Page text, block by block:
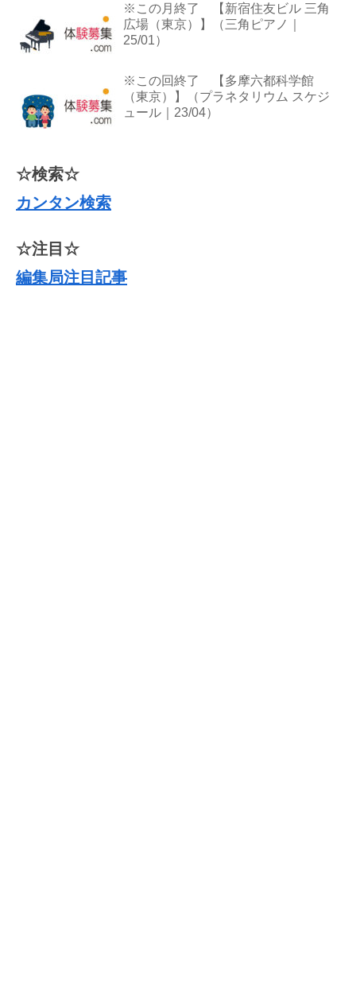
※この月終了 【新宿住友ビル 三角
広場（東京）】（三角ピアノ｜
25/01）
※この回終了 【多摩六都科学館
（東京）】（プラネタリウム スケジ
ュール｜23/04）
☆検索☆
カンタン検索
☆注目☆
編集局注目記事